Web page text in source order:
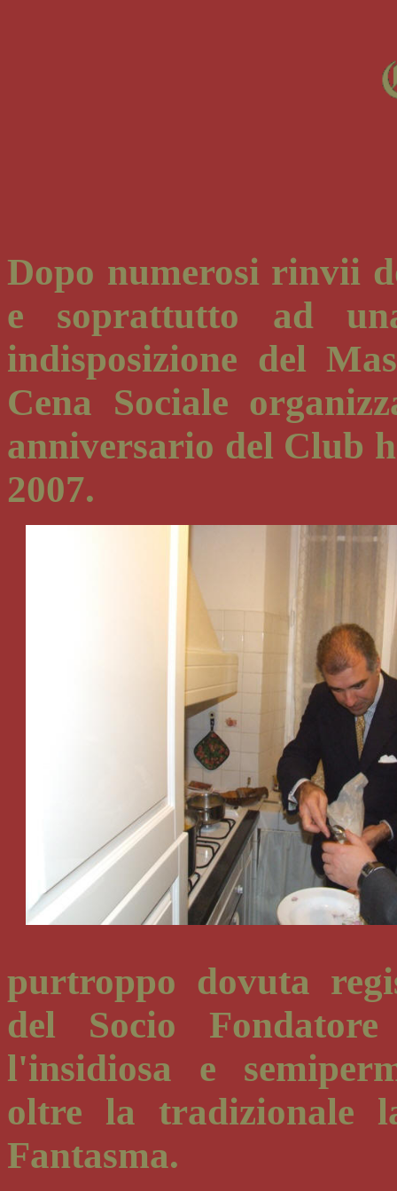
Dopo numerosi rinvii
e soprattutto ad
indisposizione del
Cena Sociale
anniversario del Club
2007.
purtroppo dovuta
del Socio
l'insidiosa e
oltre la tradizionale
Fantasma.